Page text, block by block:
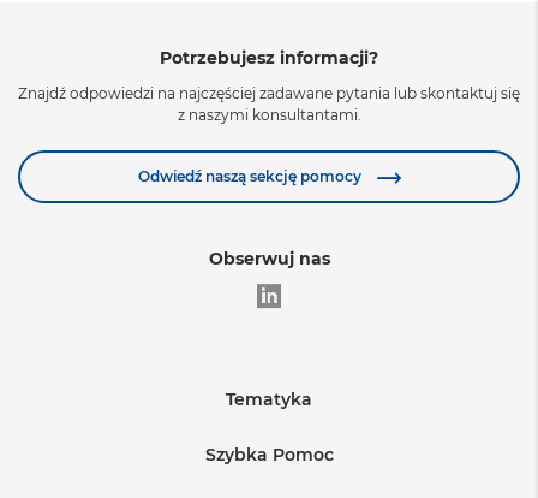
Potrzebujesz informacji?
Znajdź odpowiedzi na najczęściej zadawane pytania lub skontaktuj się
z naszymi konsultantami.
Odwiedź naszą sekcję pomocy
Obserwuj nas
Tematyka
Edukacja
Szybka Pomoc